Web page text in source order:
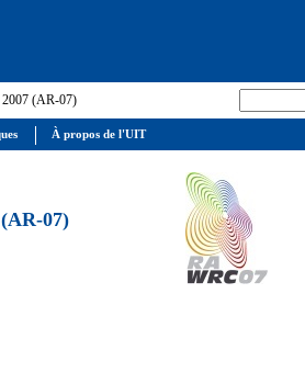
2007 (AR-07)
07)
À propos de l'UIT